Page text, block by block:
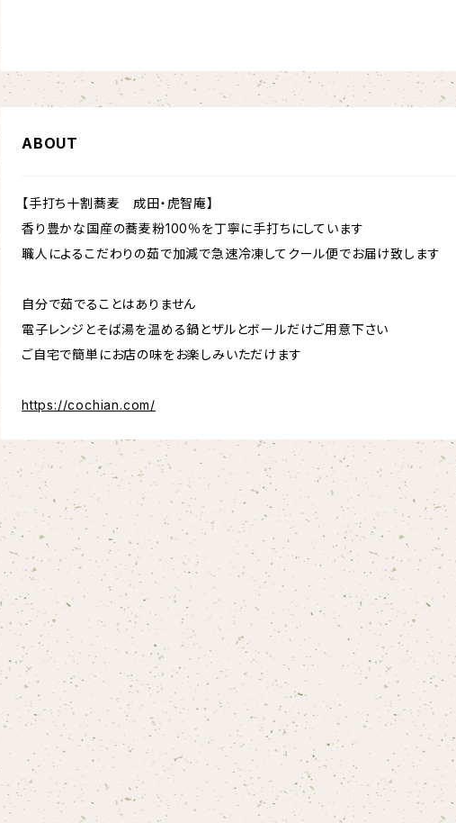
ABOUT
【手打ち十割蕎麦 成田・虎智庵】
香り豊かな国産の蕎麦粉100％を丁寧に手打ちにしています
職人によるこだわりの茹で加減で急速冷凍してクール便でお届け致します
自分で茹でることはありません
電子レンジとそば湯を温める鍋とザルとボールだけご用意下さい
ご自宅で簡単にお店の味をお楽しみいただけます
https://cochian.com/